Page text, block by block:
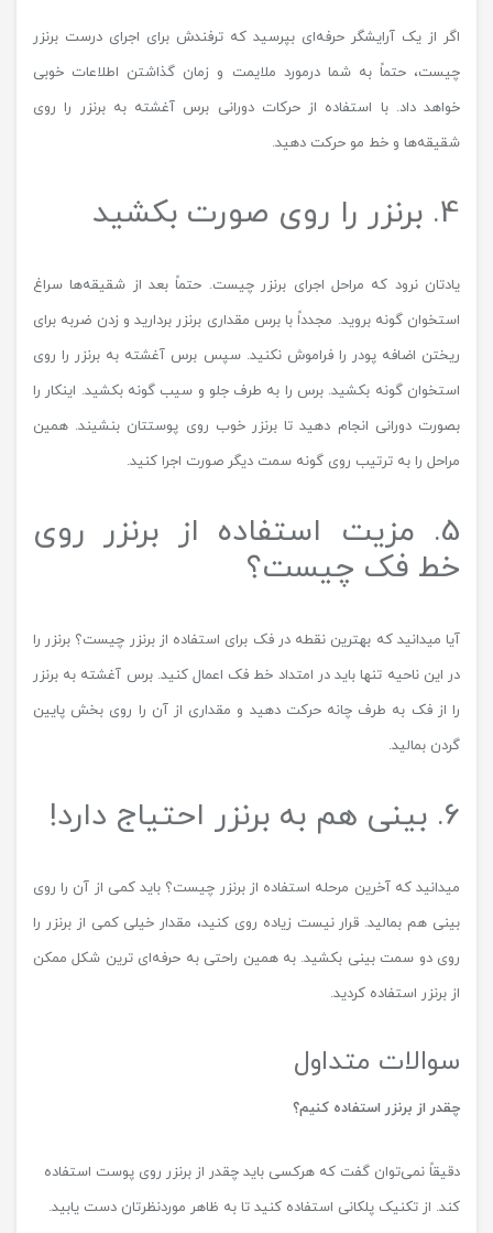
اگر از یک آرایشگر حرفه‌ای بپرسید که ترفندش برای اجرای درست برنزر
چیست، حتماً به شما درمورد ملایمت و زمان گذاشتن اطلاعات خوبی
خواهد داد. با استفاده از حرکات دورانی برس آغشته به برنزر را روی
شقیقه‌ها و خط مو حرکت دهید.
4. برنزر را روی صورت بکشید
یادتان نرود که مراحل اجرای برنزر چیست. حتماً بعد از شقیقه‌ها سراغ
استخوان گونه بروید. مجدداً با برس مقداری برنزر بردارید و زدن ضربه برای
ریختن اضافه پودر را فراموش نکنید. سپس برس آغشته به برنزر را روی
استخوان گونه بکشید. برس را به طرف جلو و سیب گونه بکشید. اینکار را
بصورت دورانی انجام دهید تا برنزر خوب روی پوستتان بنشیند. همین
مراحل را به ترتیب روی گونه سمت دیگر صورت اجرا کنید.
5. مزیت استفاده از برنزر روی
خط فک چیست؟
آیا میدانید که بهترین نقطه در فک برای استفاده از برنزر چیست؟ برنزر را
در این ناحیه تنها باید در امتداد خط فک اعمال کنید. برس آغشته به برنزر
را از فک به طرف چانه حرکت دهید و مقداری از آن را روی بخش پایین
گردن بمالید.
6. بینی هم به برنزر احتیاج دارد!
میدانید که آخرین مرحله استفاده از برنزر چیست؟ باید کمی از آن را روی
بینی هم بمالید. قرار نیست زیاده روی کنید، مقدار خیلی کمی از برنزر را
روی دو سمت بینی بکشید. به همین راحتی به حرفه‌ای ترین شکل ممکن
از برنزر استفاده کردید.
سوالات متداول
چقدر از برنزر استفاده کنیم؟
دقیقاً نمی‌توان گفت که هرکسی باید چقدر از برنزر روی پوست استفاده
کند. از تکنیک پلکانی استفاده کنید تا به ظاهر موردنظرتان دست یابید.